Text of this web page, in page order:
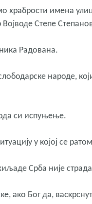
храбрости имена
Степе
Радована.
народе,
си испуњење.
у којој се
Срба није
ако Бог да,